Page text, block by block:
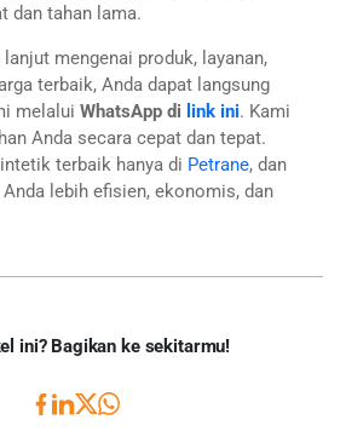
dan tahan lama.
mengenai produk, layanan,
terbaik, Anda dapat langsung
melalui WhatsApp di link ini. Kami
Anda secara cepat dan tepat.
terbaik hanya di Petrane, dan
lebih efisien, ekonomis, dan
ini? Bagikan ke sekitarmu!